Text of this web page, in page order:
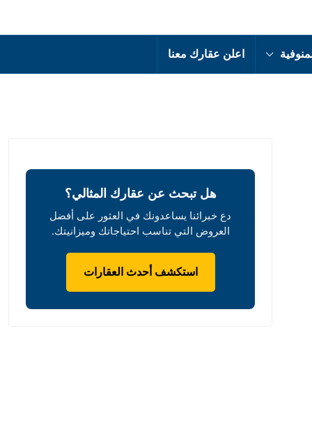
اعلن عقارك معنا
هل تبحث عن عقارك المثالي؟
دع خبرائنا يساعدونك في العثور على أفضل
العروض التي تناسب احتياجاتك وميزانيتك.
استكشف أحدث العقارات